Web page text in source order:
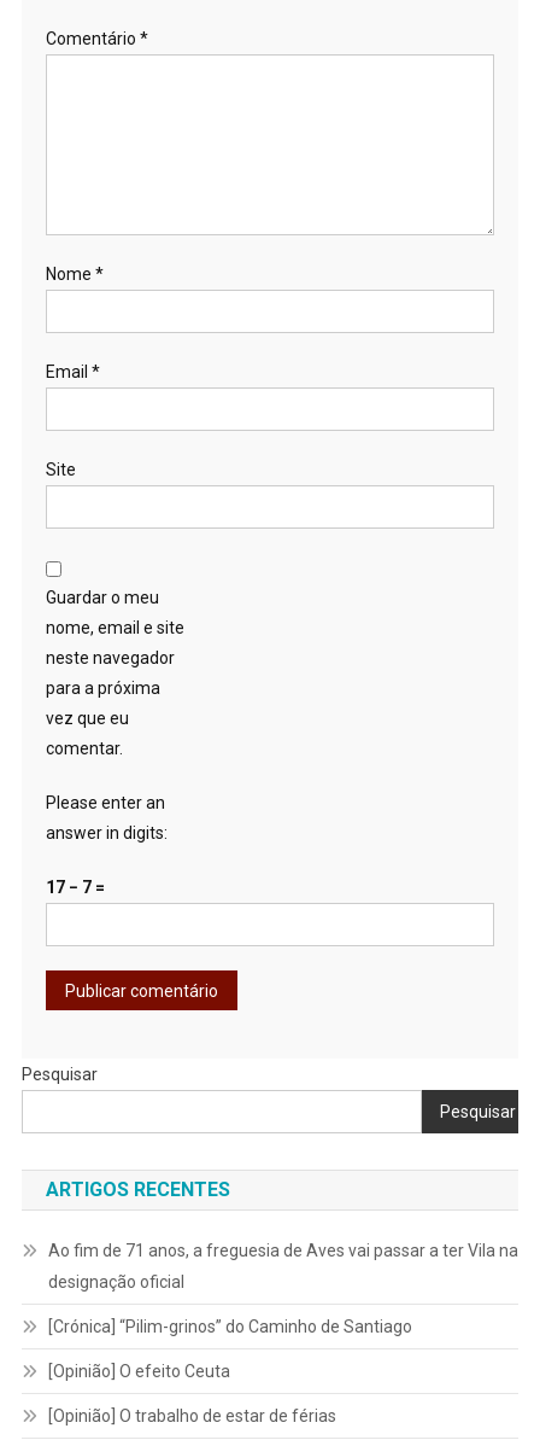
Comentário *
Nome *
Email *
Site
Guardar o meu
nome, email e site
neste navegador
para a próxima
vez que eu
comentar.
Please enter an
answer in digits:
17 − 7 =
Pesquisar
Pesquisar
ARTIGOS RECENTES
Ao fim de 71 anos, a freguesia de Aves vai passar a ter Vila na
designação oficial
[Crónica] “Pilim-grinos” do Caminho de Santiago
[Opinião] O efeito Ceuta
[Opinião] O trabalho de estar de férias